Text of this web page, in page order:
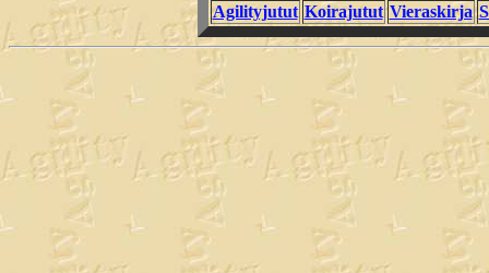
Agilityjutut Koirajutut Vieraskirja